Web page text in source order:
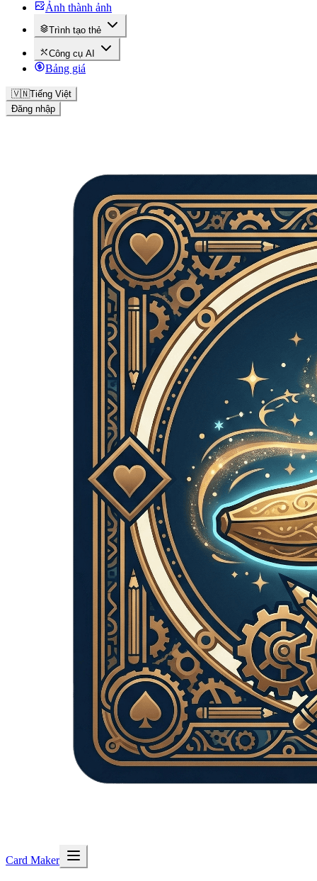
Ảnh thành ảnh
Trình tạo thẻ
Công cụ AI
Bảng giá
🇻🇳Tiếng Việt
Đăng nhập
Card Maker